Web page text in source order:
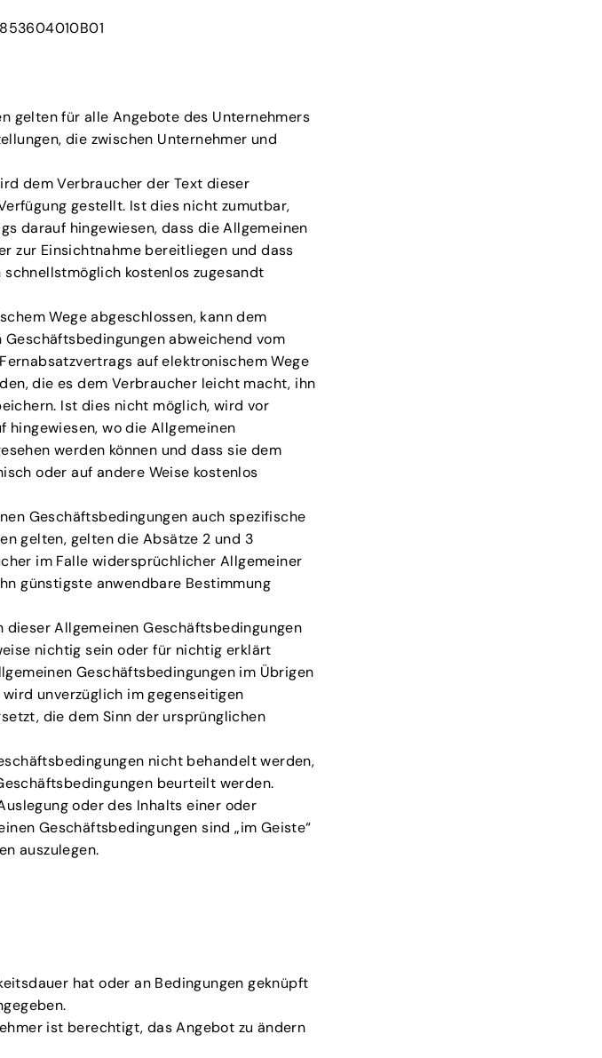
gelten für alle Angebote des Unternehmers
die zwischen Unternehmer und
dem Verbraucher der Text dieser
gestellt. Ist dies nicht zumutbar,
darauf hingewiesen, dass die Allgemeinen
zur Einsichtnahme bereitliegen und dass
kostenlos zugesandt
Wege abgeschlossen, kann dem
abweichend vom
auf elektronischem Wege
die es dem Verbraucher leicht macht, ihn
Ist dies nicht möglich, wird vor
hingewiesen, wo die Allgemeinen
werden können und dass sie dem
oder auf andere Weise kostenlos
Geschäftsbedingungen auch spezifische
gelten, gelten die Absätze 2 und 3
im Falle widersprüchlicher Allgemeiner
günstigste anwendbare Bestimmung
Allgemeinen Geschäftsbedingungen
nichtig sein oder für nichtig erklärt
Geschäftsbedingungen im Übrigen
unverzüglich im gegenseitigen
die dem Sinn der ursprünglichen
nicht behandelt werden,
beurteilt werden.
oder des Inhalts einer oder
Geschäftsbedingungen sind „im Geiste“
auszulegen.
hat oder an Bedingungen geknüpft
ist berechtigt, das Angebot zu ändern